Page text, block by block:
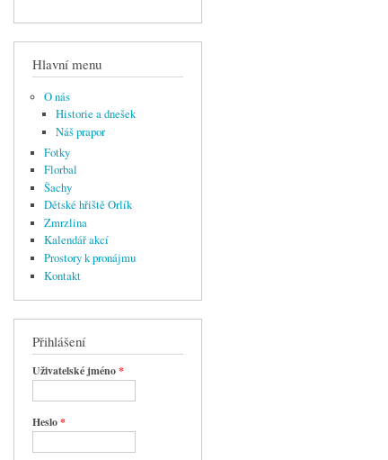
Hlavní menu
O nás
Historie a dnešek
Náš prapor
Fotky
Florbal
Šachy
Dětské hřiště Orlík
Zmrzlina
Kalendář akcí
Prostory k pronájmu
Kontakt
Přihlášení
Uživatelské jméno*
Heslo*